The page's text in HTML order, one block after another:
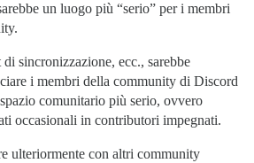
un luogo più “serio” per i membri
sincronizzazione, ecc., sarebbe
i membri della community di Discord
comunitario più serio, ovvero
occasionali in contributori impegnati.
ulteriormente con altri community